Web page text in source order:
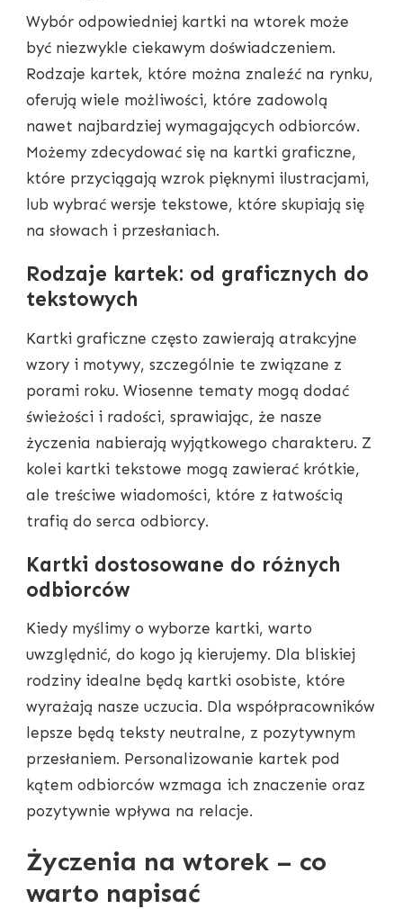
Wybór odpowiedniej kartki na wtorek może
być niezwykle ciekawym doświadczeniem.
Rodzaje kartek, które można znaleźć na rynku,
oferują wiele możliwości, które zadowolą
nawet najbardziej wymagających odbiorców.
Możemy zdecydować się na kartki graficzne,
które przyciągają wzrok pięknymi ilustracjami,
lub wybrać wersje tekstowe, które skupiają się
na słowach i przesłaniach.
Rodzaje kartek: od graficznych do
tekstowych
Kartki graficzne często zawierają atrakcyjne
wzory i motywy, szczególnie te związane z
porami roku. Wiosenne tematy mogą dodać
świeżości i radości, sprawiając, że nasze
życzenia nabierają wyjątkowego charakteru. Z
kolei kartki tekstowe mogą zawierać krótkie,
ale treściwe wiadomości, które z łatwością
trafią do serca odbiorcy.
Kartki dostosowane do różnych
odbiorców
Kiedy myślimy o wyborze kartki, warto
uwzględnić, do kogo ją kierujemy. Dla bliskiej
rodziny idealne będą kartki osobiste, które
wyrażają nasze uczucia. Dla współpracowników
lepsze będą teksty neutralne, z pozytywnym
przesłaniem. Personalizowanie kartek pod
kątem odbiorców wzmaga ich znaczenie oraz
pozytywnie wpływa na relacje.
Życzenia na wtorek – co
warto napisać